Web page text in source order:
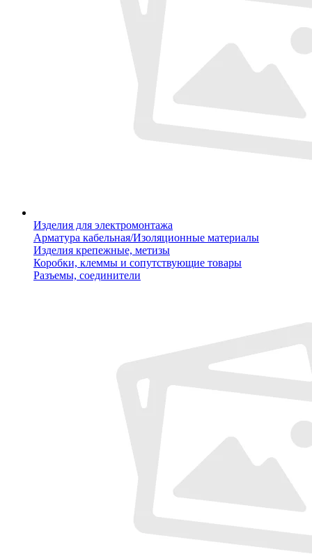
Изделия для электромонтажа
Арматура кабельная/Изоляционные материалы
Изделия крепежные, метизы
Коробки, клеммы и сопутствующие товары
Разъемы, соединители